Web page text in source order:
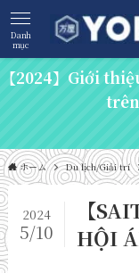
Danh
mục
【2024】Giới
ホーム Du lịch/Giải trí
【
HỘI
2024
5/10